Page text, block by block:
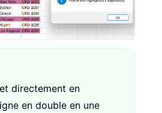
directement en
en double en une